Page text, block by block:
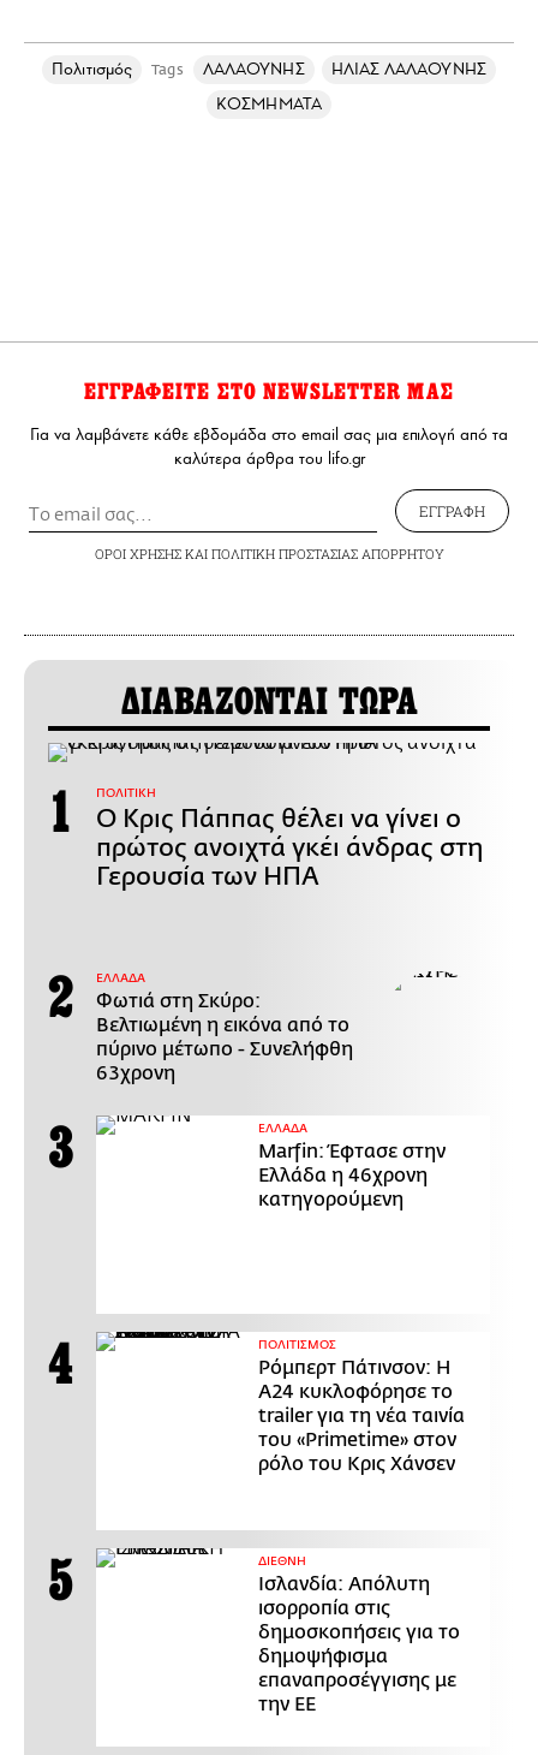
Πολιτισμός Tags ΛΑΛΑΟΥΝΗΣ
ΗΛΙΑΣ ΛΑΛΑΟΥΝΗΣ
ΚΟΣΜΗΜΑΤΑ
ΕΓΓΡΑΦΕΙΤΕ ΣΤΟ NEWSLETTER ΜΑΣ
Για να λαμβάνετε κάθε εβδομάδα στο email σας μια επιλογή από τα
καλύτερα άρθρα του lifo.gr
ΕΓΓΡΑΦΗ
ΟΡΟΙ ΧΡΗΣΗΣΚΑΙ ΠΟΛΙΤΙΚΗ ΠΡΟΣΤΑΣΙΑΣ ΑΠΟΡΡΗΤΟΥ
ΔΙΑΒΑΖΟΝΤΑΙ ΤΩΡΑ
ΠΟΛΙΤΙΚΗ
Ο Κρις Πάππας θέλει να γίνει ο
πρώτος ανοιχτά γκέι άνδρας στη
Γερουσία των ΗΠΑ
ΕΛΛΑΔΑ
Φωτιά στη Σκύρο:
Βελτιωμένη η εικόνα από το
πύρινο μέτωπο - Συνελήφθη
63χρονη
ΕΛΛΑΔΑ
Marfin: Έφτασε στην
Ελλάδα η 46χρονη
κατηγορούμενη
ΠΟΛΙΤΙΣΜΟΣ
Ρόμπερτ Πάτινσον: Η
Α24 κυκλοφόρησε το
trailer για τη νέα ταινία
του «Primetime» στον
ρόλο του Κρις Χάνσεν
ΔΙΕΘΝΗ
Ισλανδία: Απόλυτη
ισορροπία στις
δημοσκοπήσεις για το
δημοψήφισμα
επαναπροσέγγισης με
την ΕΕ